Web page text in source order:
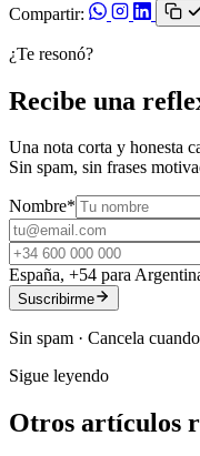
Compartir:
¿Te resonó?
Recibe una
Una nota corta y honesta
Sin spam, sin frases
Nombre*
España, +54 para
Suscribirme
Sin spam · Cancela
Sigue leyendo
Otros artículos